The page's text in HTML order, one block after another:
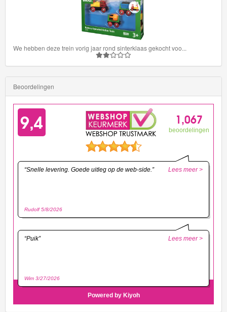
Screen
time
HW
Slammed
Space
Graphics
HW
HW
Torque
We hebben deze trein vorig jaar rond sinterklaas gekocht voo...
Beoordelingen